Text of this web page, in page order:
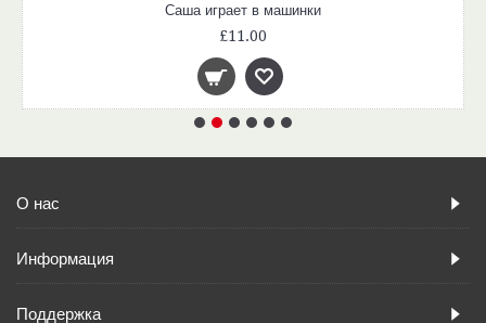
Саша играет в машинки
£11.00
О нас
Информация
Поддержка